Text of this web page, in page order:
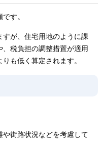
す。
が、住宅用地のように課
税負担の調整措置が適用
も低く算定されます。
街路状況などを考慮して